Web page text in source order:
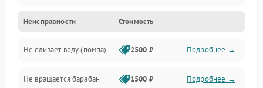
Электропитание
Водоснабжение
Слив
Неисправности Стоимость
Не сливает воду (помпа) 2500 ₽ Подробнее →
Не вращается барабан 1500 ₽ Подробнее →